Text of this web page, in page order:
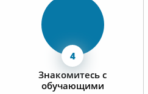
Знакомитесь с
обучающими